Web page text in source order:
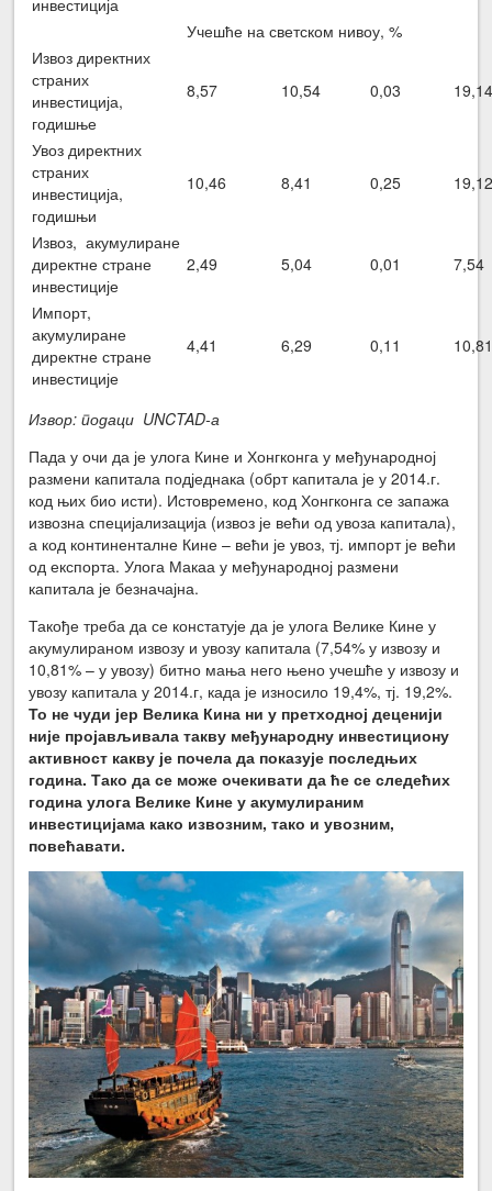
Учешће на светском нивоу, %
Извоз директних
страних
инвестиција,
годишње
8,57 10,54 0,03
Увоз директних
страних
инвестиција,
годишњи
10,46 8,41 0,25
Извоз, акумулиране
директне стране
инвестиције
2,49 5,04 0,01 7,54
Импорт,
акумулиране
директне стране
инвестиције
4,41 6,29 0,11
Извор: подаци UNCTAD-а
Пада у очи да је улога Кине и Хонгконга у међународној
размени капитала подједнака (обрт капитала је у 2014.г.
код њих био исти). Истовремено, код Хонгконга се запажа
извозна специјализација (извоз је већи од увоза капитала),
а код континенталне Кине – већи је увоз, тј. импорт је већи
од експорта. Улога Макаа у међународној размени
капитала је безначајна.
Такође треба да се констатује да је улога Велике Кине у
акумулираном извозу и увозу капитала (7,54% у извозу и
10,81% – у увозу) битно мања него њено учешће у извозу и
увозу капитала у 2014.г, када је износило 19,4%, тј. 19,2%.
То не чуди јер Велика Кина ни у претходној деценији
није пројављивала такву међународну инвестициону
активност какву је почела да показује последњих
година. Тако да се може очекивати да ће се следећих
година улога Велике Кине у акумулираним
инвестицијама како извозним, тако и увозним,
повећавати.